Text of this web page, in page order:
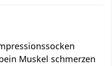
Muskel schmerzen